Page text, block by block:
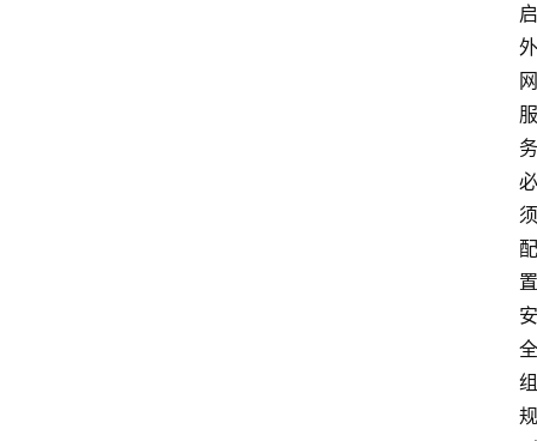
启
外
网
服
务
必
须
配
置
安
全
组
规